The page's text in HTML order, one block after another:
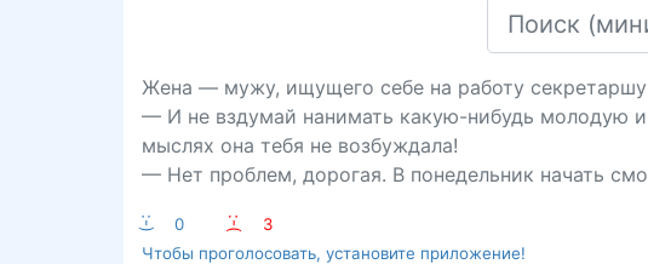
Жена — мужу, ищущего себе на работу
— И не вздумай нанимать какую-нибудь молодую
мыслях она тебя не возбуждала!
— Нет проблем, дорогая. В понедельник начать
:-) 0 :-(
3
Чтобы проголосовать, установите приложение!